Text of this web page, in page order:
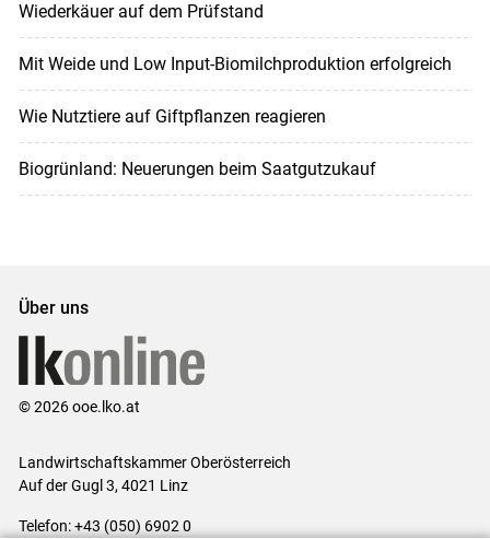
Wiederkäuer auf dem Prüfstand
Mit Weide und Low Input-Biomilchproduktion erfolgreich
Wie Nutztiere auf Giftpflanzen reagieren
Biogrünland: Neuerungen beim Saatgutzukauf
Über uns
© 2026 ooe.lko.at
Landwirtschaftskammer Oberösterreich
Auf der Gugl 3, 4021 Linz
Telefon: +43 (050) 6902 0